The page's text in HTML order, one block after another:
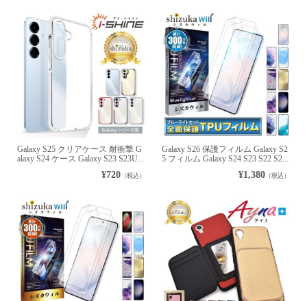
Galaxy S25 クリアケース 耐衝撃 G
alaxy S24 ケース Galaxy S23 S23U...
¥720（税込）
Galaxy S26 保護フィルム Galaxy S2
5 フィルム Galaxy S24 S23 S22 S2...
¥1,380 （税込）